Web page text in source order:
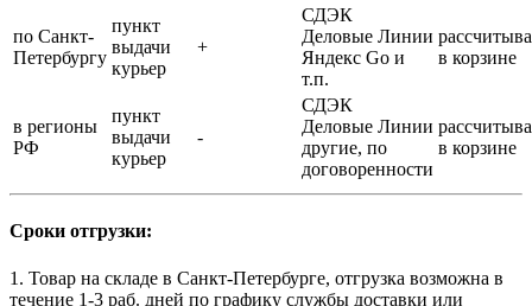
по Санкт-
Петербургу
пункт
выдачи
курьер
+
СДЭК
Деловые Линии
Яндекс Go и
т.п.
в корзине
в регионы
РФ
пункт
выдачи
курьер
-
СДЭК
Деловые Линии
другие, по
договоренности
в корзине
Сроки отгрузки:
1. Товар на складе в Санкт-Петербурге, отгрузка возможна в
течение 1-3 раб. дней по графику службы доставки или